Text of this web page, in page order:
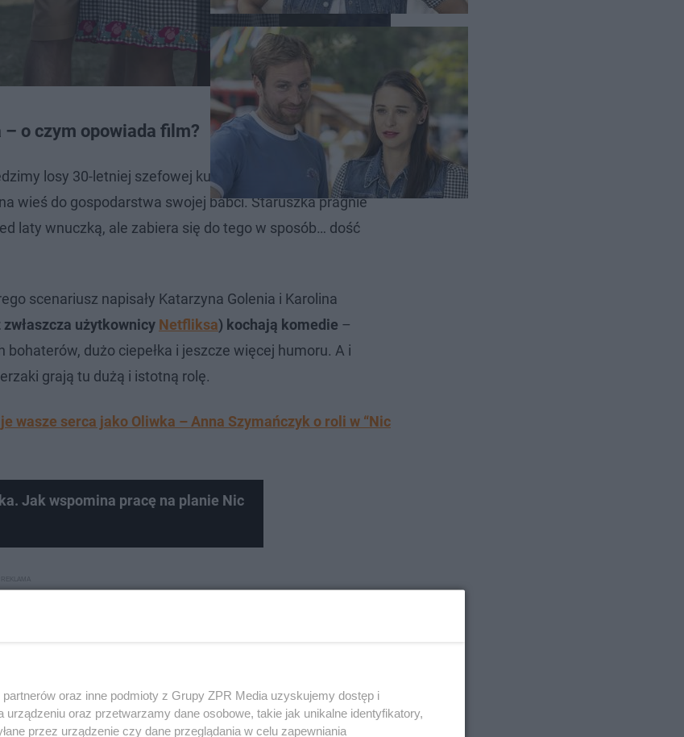
– o czym opowiada film?
losy 30-letniej szefowej kuchni z Wrocławia (w tej roli
wieś do gospodarstwa swojej babci. Staruszka pragnie
laty wnuczką, ale zabiera się do tego w sposób… dość
scenariusz napisały Katarzyna Golenia i Karolina
użytkownicy Netfliksa) kochają komedie –
dużo ciepełka i jeszcze więcej humoru. A i
grają tu dużą i istotną rolę.
wasze serca jako Oliwka – Anna Szymańczyk o roli w “Nic
Jak wspomina pracę na planie Nic
oraz inne podmioty z Grupy ZPR Media uzyskujemy dostęp i
urządzeniu oraz przetwarzamy dane osobowe, takie jak unikalne identyfikatory,
przez urządzenie czy dane przeglądania w celu zapewniania